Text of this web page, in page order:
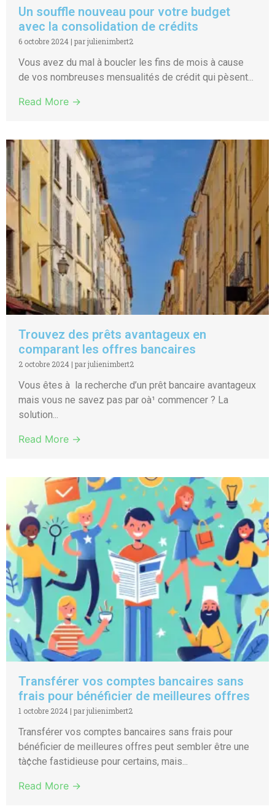
Un souffle nouveau pour votre budget
avec la consolidation de crédits
6 octobre 2024 | par julienimbert2
Vous avez du mal à boucler les fins de mois à cause
de vos nombreuses mensualités de crédit qui pèsent...
Read More →
Trouvez des prêts avantageux en
comparant les offres bancaires
2 octobre 2024 | par julienimbert2
Vous êtes à la recherche d’un prêt bancaire avantageux
mais vous ne savez pas par oà¹ commencer ? La
solution...
Read More →
Transférer vos comptes bancaires sans
frais pour bénéficier de meilleures offres
1 octobre 2024 | par julienimbert2
Transférer vos comptes bancaires sans frais pour
bénéficier de meilleures offres peut sembler être une
tà¢che fastidieuse pour certains, mais...
Read More →